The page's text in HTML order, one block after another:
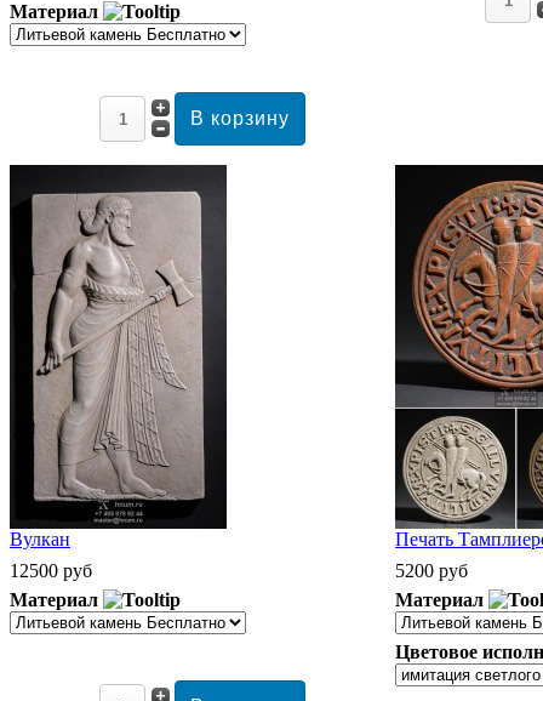
Материал
Вулкан
12500 руб
Материал
Печать
5200 руб
Материал
Цветовое